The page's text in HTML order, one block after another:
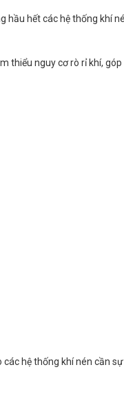
hầu hết các hệ thống khí
thiểu nguy cơ rò rỉ khí,
các hệ thống khí nén cần